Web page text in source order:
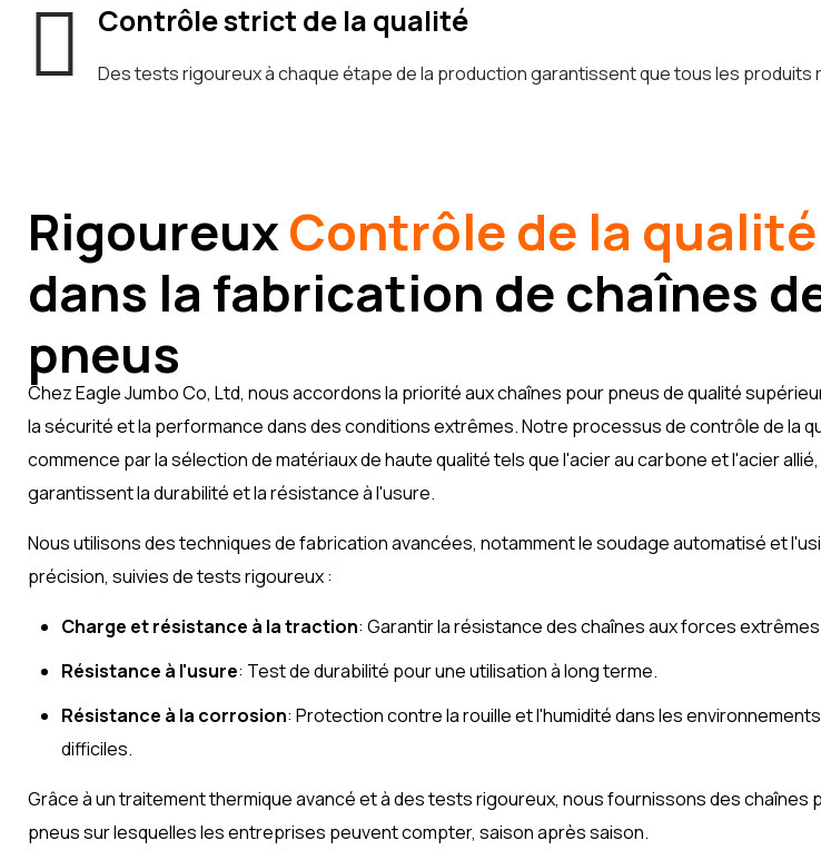
Contrôle strict de la qualité
Des tests rigoureux à chaque étape de la production garantissent que tous les
RigoureuxContrôle de la qualité
dans la fabrication de chaînes
pneus
Chez Eagle Jumbo Co, Ltd, nous accordons la priorité aux chaînes pour pneus de qualité
la sécurité et la performance dans des conditions extrêmes. Notre processus de contrôle de la
commence par la sélection de matériaux de haute qualité tels que l'acier au carbone et l'acier allié,
garantissent la durabilité et la résistance à l'usure.
Nous utilisons des techniques de fabrication avancées, notamment le soudage automatisé et
précision, suivies de tests rigoureux :
Charge et résistance à la traction: Garantir la résistance des chaînes aux forces
Résistance à l'usure: Test de durabilité pour une utilisation à long terme.
Résistance à la corrosion: Protection contre la rouille et l'humidité dans les environnements
difficiles.
Grâce à un traitement thermique avancé et à des tests rigoureux, nous fournissons des chaînes
pneus sur lesquelles les entreprises peuvent compter, saison après saison.